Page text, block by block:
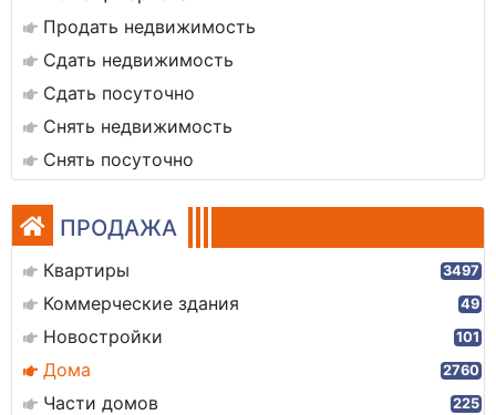
Продать недвижимость
Сдать недвижимость
Сдать посуточно
Снять недвижимость
Снять посуточно
ПРОДАЖА
Квартиры 3497
Коммерческие здания 49
Новостройки 101
Дома 2760
Части домов 225